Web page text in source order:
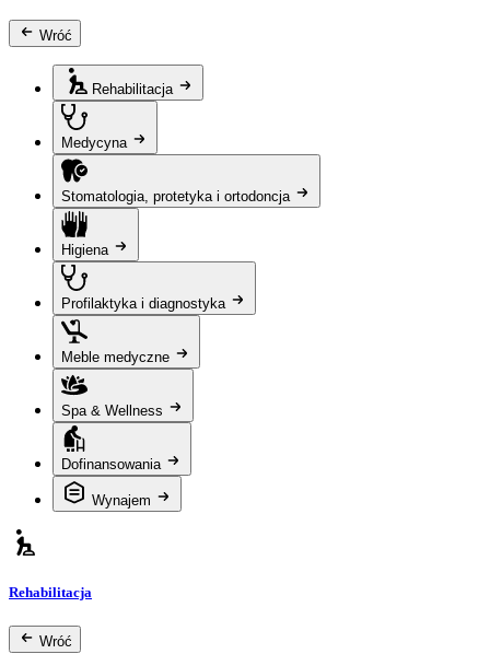
Wróć
Rehabilitacja
Medycyna
Stomatologia, protetyka i ortodoncja
Higiena
Profilaktyka i diagnostyka
Meble medyczne
Spa & Wellness
Dofinansowania
Wynajem
Rehabilitacja
Wróć